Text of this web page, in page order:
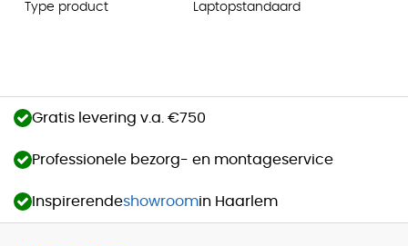
Type product Laptopstandaard
Gratis levering v.a. €750
Professionele bezorg- en montageservice
Inspirerendeshowroomin Haarlem